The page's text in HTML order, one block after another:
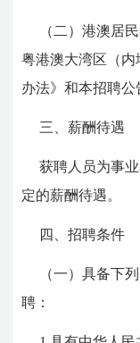
（二）港澳居
粤港澳大湾区（
办法》和本招聘公
三、薪酬待遇
获聘人员为事
定的薪酬待遇。
四、招聘条件
（一）具备下
聘：